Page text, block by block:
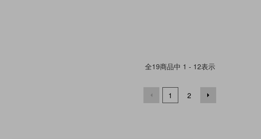
全19商品中 1 - 12表示
1 2